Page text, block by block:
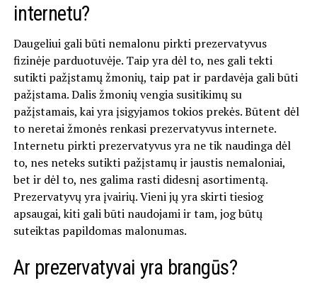
internetu?
Daugeliui gali būti nemalonu pirkti prezervatyvus
fizinėje parduotuvėje. Taip yra dėl to, nes gali tekti
sutikti pažįstamų žmonių, taip pat ir pardavėja gali būti
pažįstama. Dalis žmonių vengia susitikimų su
pažįstamais, kai yra įsigyjamos tokios prekės. Būtent dėl
to neretai žmonės renkasi prezervatyvus internete.
Internetu pirkti prezervatyvus yra ne tik naudinga dėl
to, nes neteks sutikti pažįstamų ir jaustis nemaloniai,
bet ir dėl to, nes galima rasti didesnį asortimentą.
Prezervatyvų yra įvairių. Vieni jų yra skirti tiesiog
apsaugai, kiti gali būti naudojami ir tam, jog būtų
suteiktas papildomas malonumas.
Ar prezervatyvai yra brangūs?